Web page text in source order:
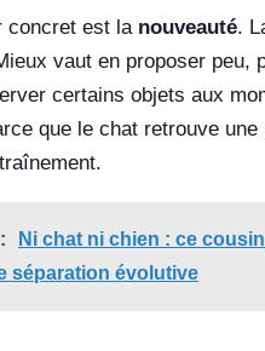
concret est la nouveauté.
vaut en proposer peu,
certains objets aux
que le chat retrouve
Ni chat ni chien : ce
séparation évolutive